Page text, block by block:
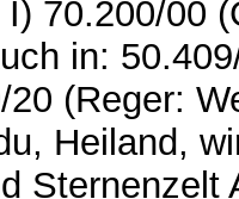
70.200/00
in:
(Reger:
Heiland,
Sternenzelt